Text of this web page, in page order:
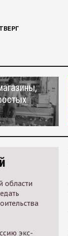
области
экс-